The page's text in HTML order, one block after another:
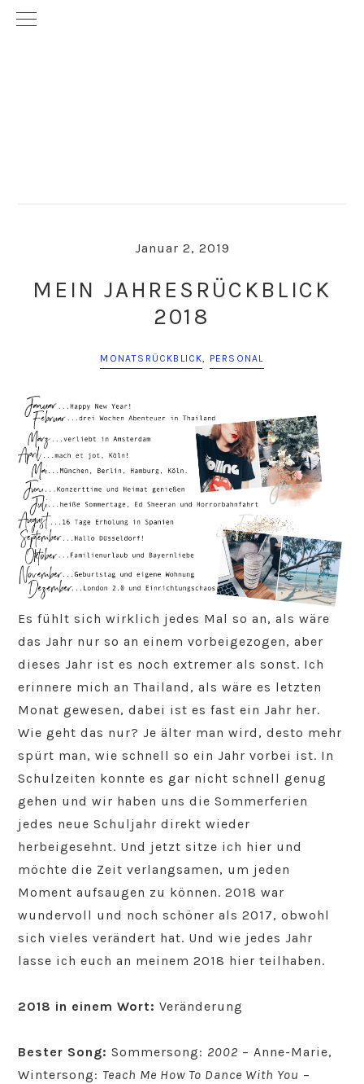
Januar 2, 2019
MEIN JAHRESRÜCKBLICK
2018
MONATSRÜCKBLICK, PERSONAL
Es fühlt sich wirklich jedes Mal so an, als wäre
das Jahr nur so an einem vorbeigezogen, aber
dieses Jahr ist es noch extremer als sonst. Ich
erinnere mich an Thailand, als wäre es letzten
Monat gewesen, dabei ist es fast ein Jahr her.
Wie geht das nur? Je älter man wird, desto mehr
spürt man, wie schnell so ein Jahr vorbei ist. In
Schulzeiten konnte es gar nicht schnell genug
gehen und wir haben uns die Sommerferien
jedes neue Schuljahr direkt wieder
herbeigesehnt. Und jetzt sitze ich hier und
möchte die Zeit verlangsamen, um jeden
Moment aufsaugen zu können. 2018 war
wundervoll und noch schöner als 2017, obwohl
sich vieles verändert hat. Und wie jedes Jahr
lasse ich euch an meinem 2018 hier teilhaben.
2018 in einem Wort:Veränderung
Bester Song:Sommersong: 2002 – Anne-Marie,
Wintersong: Teach Me How To Dance With You –